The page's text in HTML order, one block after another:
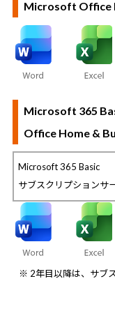
Microsoft Office
Microsoft 365
Office Home &
Microsoft 365 Basic
サブスクリプションサ
※ 2年目以降は、サブ